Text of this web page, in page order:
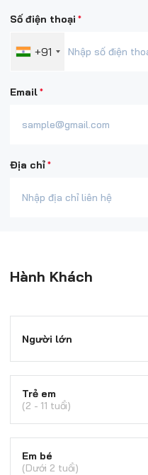
Email*
Số điện thoại *
+91
Địa chỉ*
Hành Khách
Người lớn
Trẻ em
(2 - 11 tuổi)
Em bé
(Dưới 2 tuổi)